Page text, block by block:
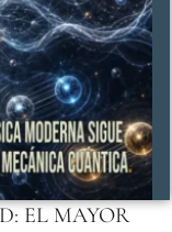
EL MAYOR